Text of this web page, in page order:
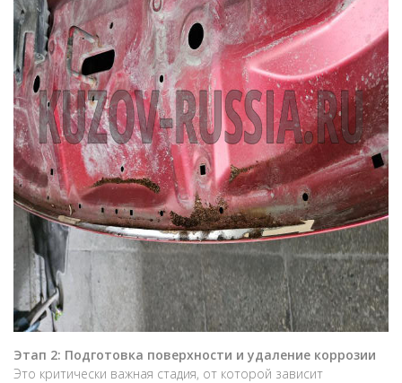
Этап 2: Подготовка поверхности и удаление коррозии
Это критически важная стадия, от которой зависит